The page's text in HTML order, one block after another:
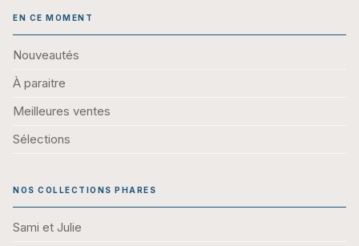
EN CE MOMENT
Nouveautés
À paraitre
Meilleures ventes
Sélections
NOS COLLECTIONS PHARES
Sami et Julie